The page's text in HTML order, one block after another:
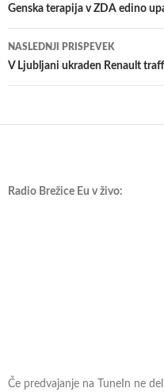
po
prispevkih
Genska terapija v ZDA edino
NASLEDNJI PRISPEVEK
V Ljubljani ukraden Renault
Radio Brežice Eu v živo:
Če predvajanje na TuneIn ne